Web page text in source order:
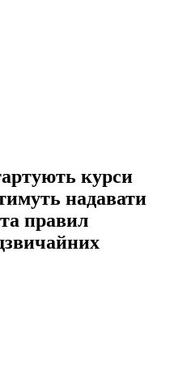
курси
надавати
правил